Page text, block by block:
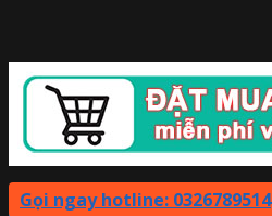
Gọi ngay hotline: 0326789514